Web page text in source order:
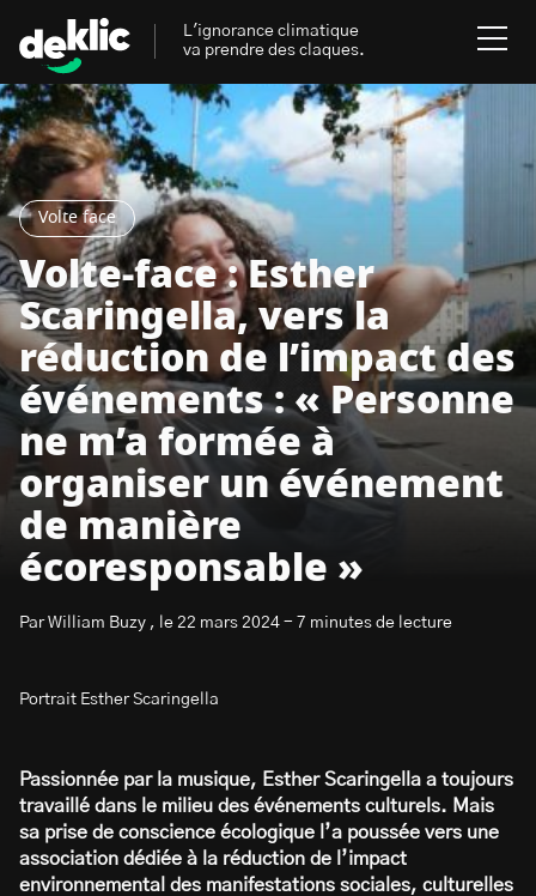
Volte face
Volte-face : Esther
Scaringella, vers la
réduction de l’impact des
événements : « Personne
ne m’a formée à
organiser un événement
de manière
écoresponsable »
Par William Buzy , le 22 mars 2024 - 7 minutes de lecture
Portrait Esther Scaringella
Passionnée par la musique, Esther Scaringella a toujours
travaillé dans le milieu des événements culturels. Mais
sa prise de conscience écologique l’a poussée vers une
association dédiée à la réduction de l’impact
environnemental des manifestations sociales, culturelles
L'ignorance climatique
va prendre des claques.
Rechercher
:
Environnement
Aides, bons plans & cie
Énergies renouvelables
Mobilités durables
Gestes écologiques
Inspiré.es inspirant.es
S’abonner à la newsletter
Rechercher
:
Les mots clés les plus
recherchés sur Deklic
Transition Écologique deklic kids
interview Volte-face influenceur.se